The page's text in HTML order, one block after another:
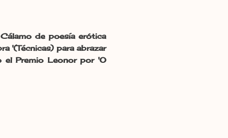
de poesía erótica
'(Técnicas) para abrazar
el Premio Leonor por 'O